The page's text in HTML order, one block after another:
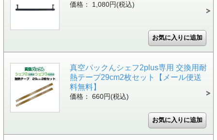
価格： 1,080円(税込)
真空パックんシェフ2plus専用 交換用耐
熱テープ29cm2枚セット【メール便送
料無料】
価格： 660円(税込)